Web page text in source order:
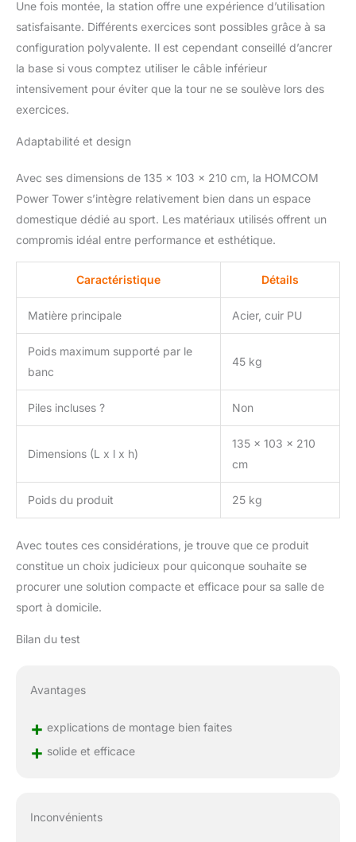
poids de 45 kg que vous
pouvez ajuster en
fonction de l'intensité de
votre entraînement. La
hauteur réglable du bras
une stabilité optimale de
la salle de sport.
Dimensions totales : 135
x 103 x 210 cm. Charge
maximale : 100 kg. À
Une fois montée, la station offre une expérience d’utilisation
satisfaisante. Différents exercices sont possibles grâce à sa
configuration polyvalente. Il est cependant conseillé d’ancrer
la base si vous comptez utiliser le câble inférieur
intensivement pour éviter que la tour ne se soulève lors des
exercices.
Adaptabilité et design
Avec ses dimensions de 135 x 103 x 210 cm, la HOMCOM
Power Tower s’intègre relativement bien dans un espace
domestique dédié au sport. Les matériaux utilisés offrent un
compromis idéal entre performance et esthétique.
Caractéristique Détails
Matière principale Acier, cuir PU
Poids maximum supporté par le
banc
45 kg
Piles incluses ? Non
Dimensions (L x l x h)
135 x 103 x 210
cm
Poids du produit 25 kg
Avec toutes ces considérations, je trouve que ce produit
constitue un choix judicieux pour quiconque souhaite se
procurer une solution compacte et efficace pour sa salle de
sport à domicile.
Bilan du test
Avantages
+ explications de montage bien faites
+ solide et efficace
Inconvénients